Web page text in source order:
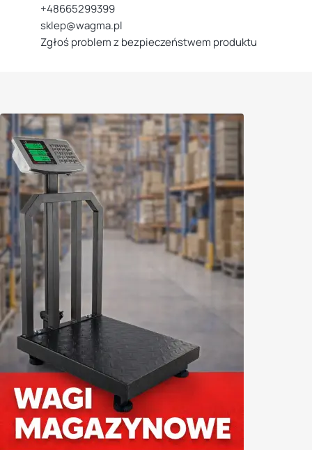
+48665299399
sklep@wagma.pl
Zgłoś problem z bezpieczeństwem produktu